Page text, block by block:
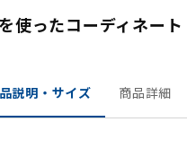
使ったコーディネート
説明・サイズ 商品詳細